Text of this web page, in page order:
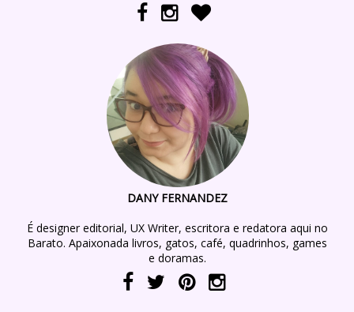
DANY FERNANDEZ
É designer editorial, UX Writer, escritora e redatora aqui no
Barato. Apaixonada livros, gatos, café, quadrinhos, games
e doramas.